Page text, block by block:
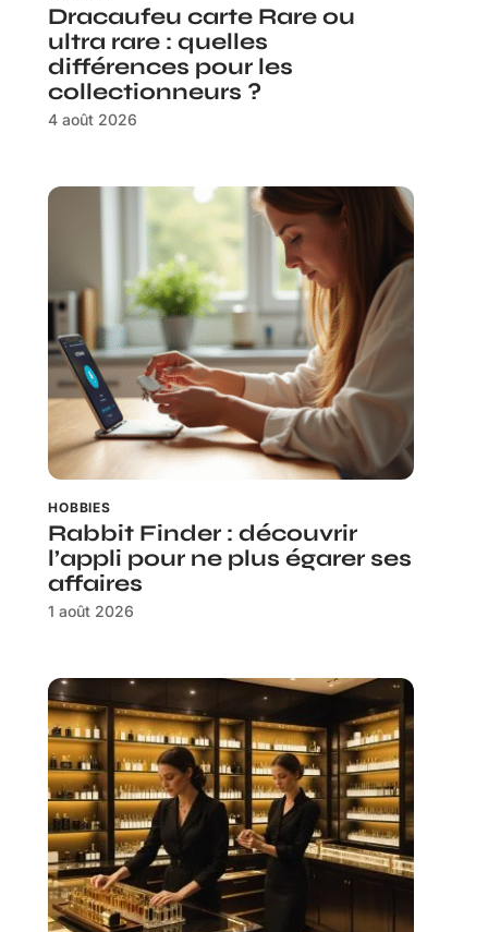
Dracaufeu carte Rare ou
ultra rare : quelles
différences pour les
collectionneurs ?
4 août 2026
HOBBIES
Rabbit Finder : découvrir
l’appli pour ne plus égarer ses
affaires
1 août 2026